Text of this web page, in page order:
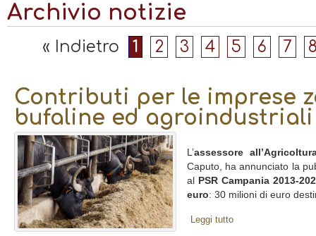
Archivio notizie
« Indietro 1 2 3 4 5 6 7
Contributi per le imprese
bufaline ed agroindustriali
L’assessore
Caputo, ha annunciato la
al
PSR Campania 2013-
euro: 30 milioni di euro
Leggi tutto